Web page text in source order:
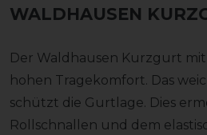
WALDHAUSEN
Der Waldhausen Kurzgurt
hohen Tragekomfort. Das
schützt die Gurtlage. Dies
Rollschnallen und dem